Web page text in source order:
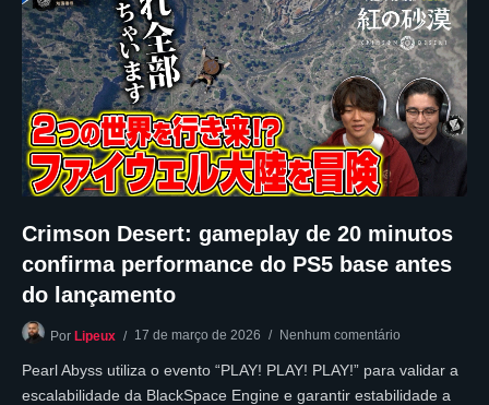
Crimson Desert: gameplay de 20 minutos
confirma performance do PS5 base antes
do lançamento
Por Lipeux 17 de março de 2026 Nenhum comentário
Pearl Abyss utiliza o evento “PLAY! PLAY! PLAY!” para validar a
escalabilidade da BlackSpace Engine e garantir estabilidade a